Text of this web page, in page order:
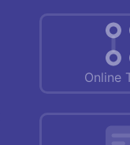
Online